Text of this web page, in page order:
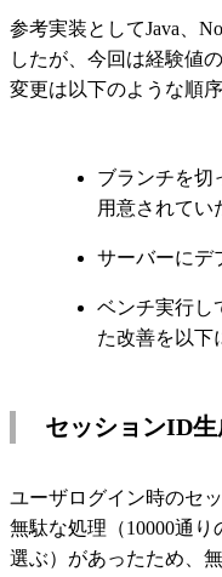
参考実装としてJava、
したが、今回は経験値
変更は以下のような順
ブランチを切
用意されてい
サーバーにデ
ベンチ実行し
た改善を以下
セッションID
ユーザログイン時のセ
無駄な処理（10000通
選ぶ）があったため、